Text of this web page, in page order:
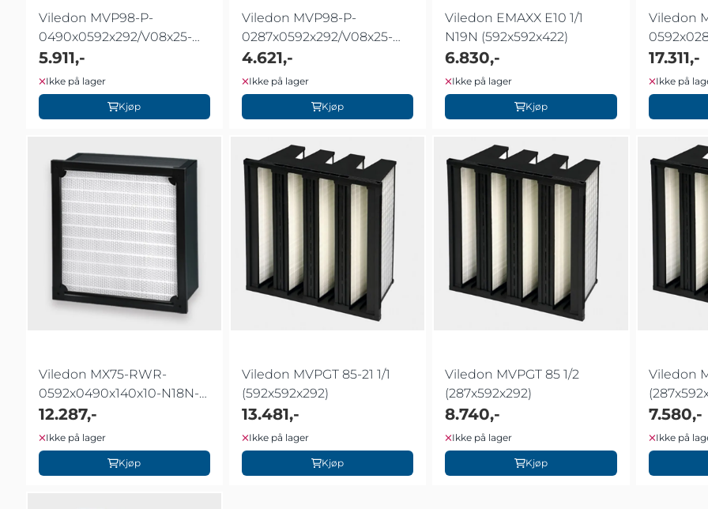
Viledon MVP98-P-
0490x0592x292/V08x25-
Z00N
5.911,-
Ikke på lager
Kjøp
Viledon MVP98-P-
0287x0592x292/V08x25-
Z00N
4.621,-
Ikke på lager
Kjøp
Viledon EMAXX E10 1/1
N19N (592x592x422)
6.830,-
Ikke på lager
Kjøp
Viledon
B84 ACA
17.311,-
Ikke på
Viledon MX75-RWR-
0592x0490x140x10-N18N-
A45 ACA
12.287,-
Ikke på lager
Kjøp
Viledon MVPGT 85-21 1/1
(592x592x292)
13.481,-
Ikke på lager
Kjøp
Viledon MVPGT 85 1/2
(287x592x292)
8.740,-
Ikke på lager
Kjøp
Viledon
7.580,-
Ikke på